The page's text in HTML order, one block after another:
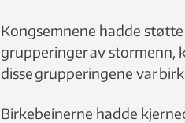
Kongsemnene hadde
grupperinger av stormenn,
disse grupperingene var
Birkebeinerne hadde